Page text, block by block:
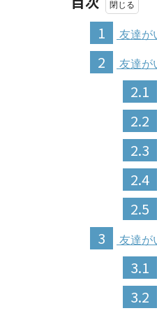
1
友達が
2 友達が
2.1
2.2
2.3
2.4
2.5
3 友達が
3.1
3.2